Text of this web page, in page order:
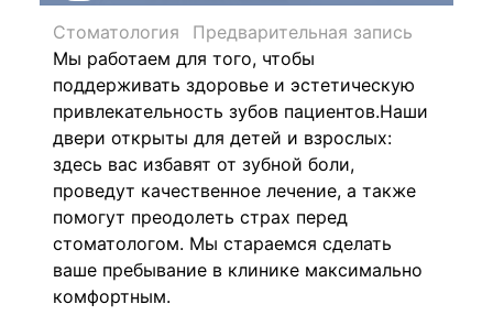
Стоматология
Предварительная запись
Мы работаем для того, чтобы
поддерживать здоровье и эстетическую
привлекательность зубов пациентов.Наши
двери открыты для детей и взрослых:
здесь вас избавят от зубной боли,
проведут качественное лечение, а также
помогут преодолеть страх перед
стоматологом. Мы стараемся сделать
ваше пребывание в клинике максимально
комфортным.